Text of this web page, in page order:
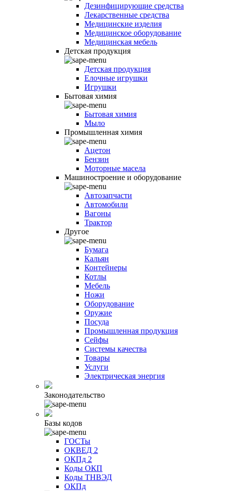
Дезинфицирующие средства
Лекарственные средства
Медицинские изделия
Медицинское оборудование
Медицинская мебель
Детская продукция
Детская продукция
Елочные игрушки
Игрушки
Бытовая химия
Бытовая химия
Мыло
Промышленная химия
Ацетон
Бензин
Моторные масела
Машиностроение и оборудование
Автозапчасти
Автомобили
Вагоны
Трактор
Другое
Бумага
Кальян
Контейнеры
Котлы
Мебель
Ножи
Оборудование
Оружие
Посуда
Промышленная продукция
Сейфы
Системы качества
Товары
Услуги
Электрическая энергия
Законодательство
Базы кодов
ГОСТы
ОКВЕД 2
ОКПд 2
Коды ОКП
Коды ТНВЭД
ОКПд